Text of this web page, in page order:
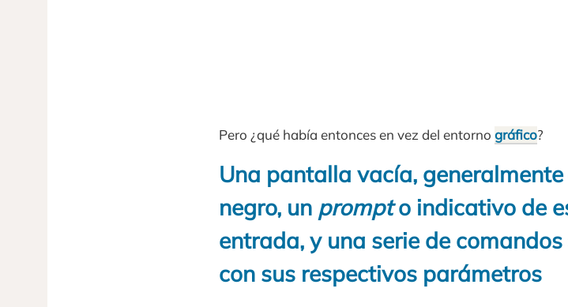
Pero ¿qué había entonces en vez del entorno gráfico?
Una pantalla vacía,
negro, un prompto indicativo de
entrada, y una serie de
con sus respectivos parámetros